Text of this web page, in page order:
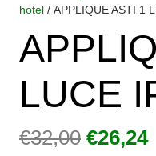
hotel / APPLIQUE ASTI 1
LUCE
€32,00 Il
€26,24Il